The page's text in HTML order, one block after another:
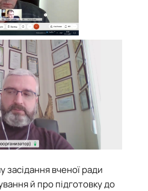
вченої ради
й про підготовку до